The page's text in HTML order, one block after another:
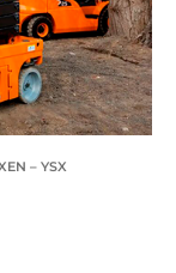
– YSX